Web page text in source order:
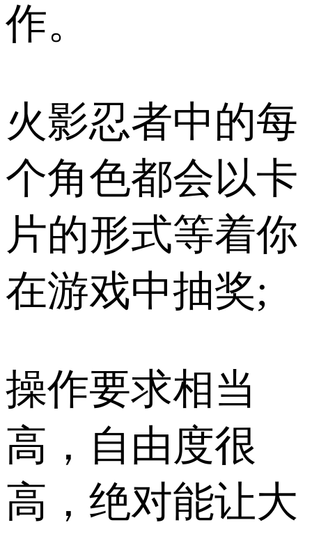
作。
火影忍者中的每
个角色都会以卡
片的形式等着你
在游戏中抽奖;
操作要求相当
高，自由度很
高，绝对能让大